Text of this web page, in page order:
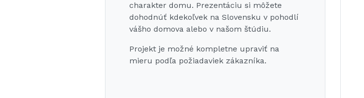
charakter domu. Prezentáciu si môžete
dohodnúť kdekoľvek na Slovensku v pohodlí
vášho domova alebo v našom štúdiu.
Projekt je možné kompletne upraviť na
mieru podľa požiadaviek zákazníka.